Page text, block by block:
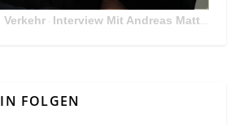
· Interview Mit Andreas Matthä, CEO der ÖBB Holding
FOLGEN